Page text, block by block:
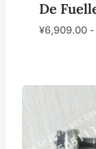
De
¥6,909.00-